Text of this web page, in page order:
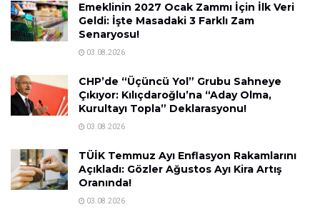
Emeklinin 2027 Ocak Zammı İçin İlk Veri
Geldi: İşte Masadaki 3 Farklı Zam
Senaryosu!
03.08.2026
CHP’de “Üçüncü Yol” Grubu Sahneye
Çıkıyor: Kılıçdaroğlu’na “Aday Olma,
Kurultayı Topla” Deklarasyonu!
03.08.2026
TÜİK Temmuz Ayı Enflasyon Rakamlarını
Açıkladı: Gözler Ağustos Ayı Kira Artış
Oranında!
03.08.2026